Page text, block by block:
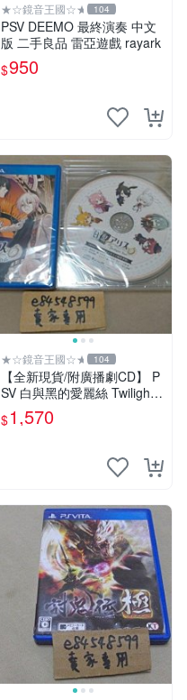
★☆鏡音王國☆★ 104
PSV DEEMO 最終演奏 中文
版 二手良品 雷亞遊戲 rayark
$950
★☆鏡音王國☆★ 104
【全新現貨/附廣播劇CD】 P
SV 白與黑的愛麗絲 Twilight li
ne 純日版 日文版 白と黒のア
リス
$1,570